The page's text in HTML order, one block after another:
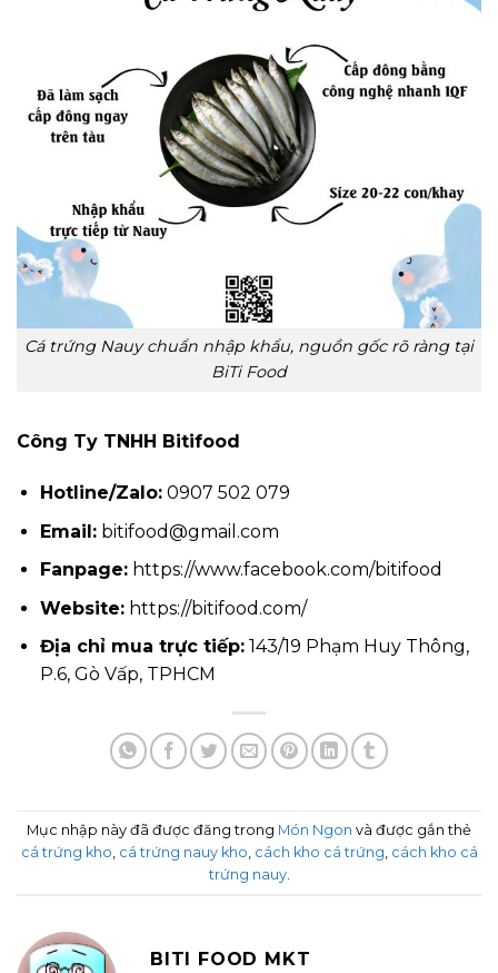
Cá trứng Nauy chuẩn nhập khẩu, nguồn gốc rõ ràng tại
BiTi Food
Công Ty TNHH Bitifood
Hotline/Zalo:0907 502 079
Email:bitifood@gmail.com
Fanpage:https://www.facebook.com/bitifood
Website:https://bitifood.com/
Địa chỉ mua trực tiếp:143/19 Phạm Huy Thông,
P.6, Gò Vấp, TPHCM
Mục nhập này đã được đăng trong Món Ngon và được gắn thẻ
cá trứng kho cá trứng nauy kho cách kho cá trứng cách kho cá
trứng nauy.
BITI FOOD MKT